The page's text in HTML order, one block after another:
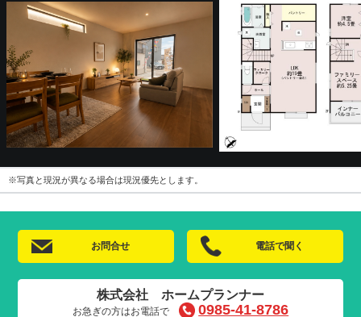
※写真と現況が異なる場合は現況優先とします。
お問合せ 電話で聞く
株式会社 ホームプランナー
お急ぎの方はお電話で 0985-41-8786